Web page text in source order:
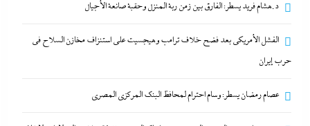
الجيش الإثيوبي وقوات تيجراي..ونظام آبي أحمد يرتعب
30 يوليو، 2026
صانعة الأجيال
د.هشام فريد يسطر: الفارق بين زمن ربة المنزل وحقبة صانعة الأجيال
الفشل الأمريكي بعد فضح خلاف ترامب وهيجسيت على استنزاف مخازن السلاح في
حرب إيران
عصام رمضان يسطر: وسام احترام لمحافظ البنك المركزى المصري